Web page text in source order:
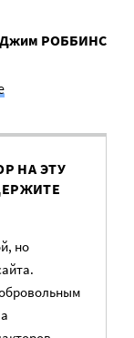
Джим РОББИНС
НА ЭТУ
но